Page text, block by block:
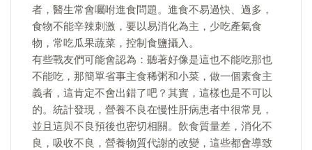
者，醫生常會囑咐進食問題。進食不易過快、過多，
食物不能辛辣刺激，要以易消化為主，少吃產氣食
物，常吃瓜果蔬菜，控制食鹽攝入。
有些戰友們可能會認為：聽著好像是這也不能吃那也
不能吃，那簡單省事主食稀粥和小菜，做一個素食主
義者，這肯定不會出錯了吧？其實，這樣也是不可以
的。統計發現，營養不良在慢性肝病患者中很常見，
並且這與不良預後也密切相關。飲食質量差，消化不
良，吸收不良，營養物質代謝的改變，這些都會導致